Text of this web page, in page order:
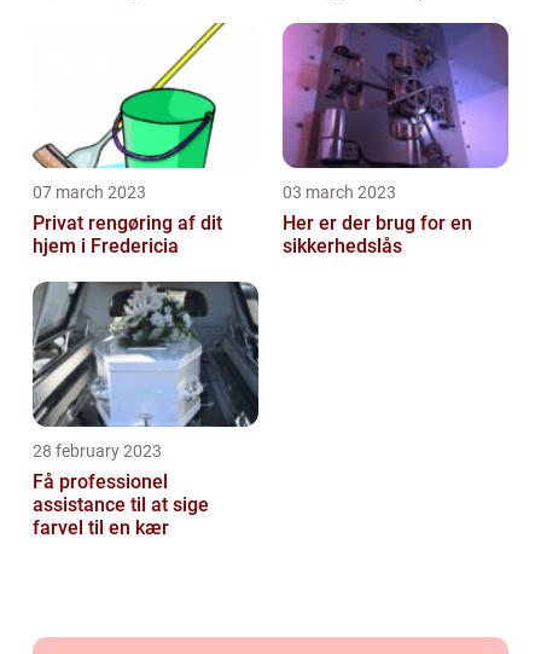
07 march 2023
Privat rengøring af dit
hjem i Fredericia
03 march 2023
Her er der brug for en
sikkerhedslås
28 february 2023
Få professionel
assistance til at sige
farvel til en kær